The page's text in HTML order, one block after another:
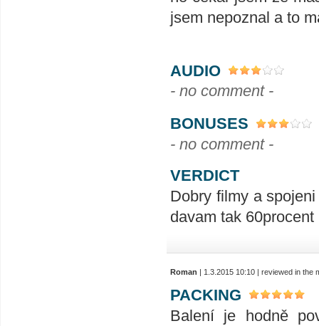
jsem nepoznal a to
AUDIO
- no comment -
BONUSES
- no comment -
VERDICT
Dobry filmy a
davam tak
Roman | 1.3.2015 10:10 | reviewed in the
PACKING
Balení je hodně